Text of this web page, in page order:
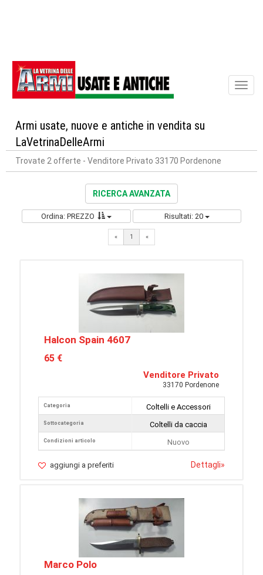
Armi usate, nuove e antiche in vendita su
LaVetrinaDelleArmi
Trovate 2 offerte - Venditore Privato 33170 Pordenone
RICERCA AVANZATA
Ordina: PREZZO Risultati: 20
« 1 «
Halcon Spain 4607
65 €
Venditore Privato
33170 Pordenone
Categoria
Sottocategoria
Condizioni articolo
Coltelli e Accessori
Coltelli da caccia
Nuovo
aggiungi a preferiti Dettagli»
Marco Polo